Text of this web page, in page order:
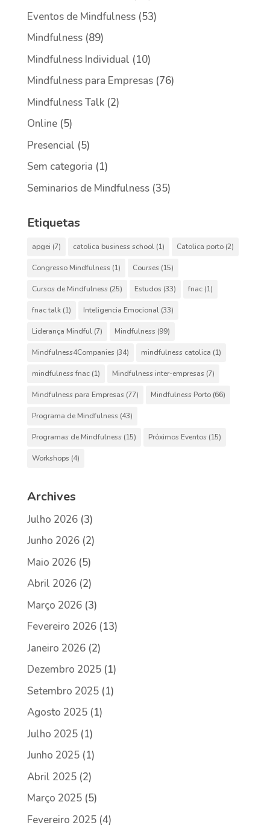
Eventos de Mindfulness(53)
Mindfulness(89)
Mindfulness Individual (10)
Mindfulness para Empresas(76)
Mindfulness Talk(2)
Online(5)
Presencial (5)
Sem categoria (1)
Seminarios de Mindfulness(35)
Etiquetas
apgei (7) catolica business school(1) Catolica porto(2)
Congresso Mindfulness (1) Courses (15)
Cursos de Mindfulness (25) Estudos (33) fnac(1)
fnac talk(1) Inteligencia Emocional(33)
Liderança Mindful(7) Mindfulness (99)
Mindfulness4Companies (34) mindfulness catolica (1)
mindfulness fnac(1) Mindfulness inter-empresas (7)
Mindfulness para Empresas (77) Mindfulness Porto(66)
Programa de Mindfulness (43)
Programas de Mindfulness (15) Próximos Eventos (15)
Workshops (4)
Archives
Julho 2026(3)
Junho 2026(2)
Maio 2026(5)
Abril 2026(2)
Março 2026(3)
Fevereiro 2026(13)
Janeiro 2026(2)
Dezembro 2025(1)
Setembro 2025(1)
Agosto 2025(1)
Julho 2025(1)
Junho 2025(1)
Abril 2025(2)
Março 2025(5)
Fevereiro 2025(4)